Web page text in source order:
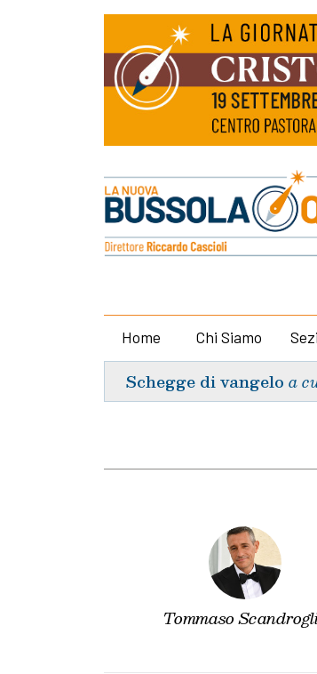
Home Chi Siamo
Schegge di vangelo a
Tommaso